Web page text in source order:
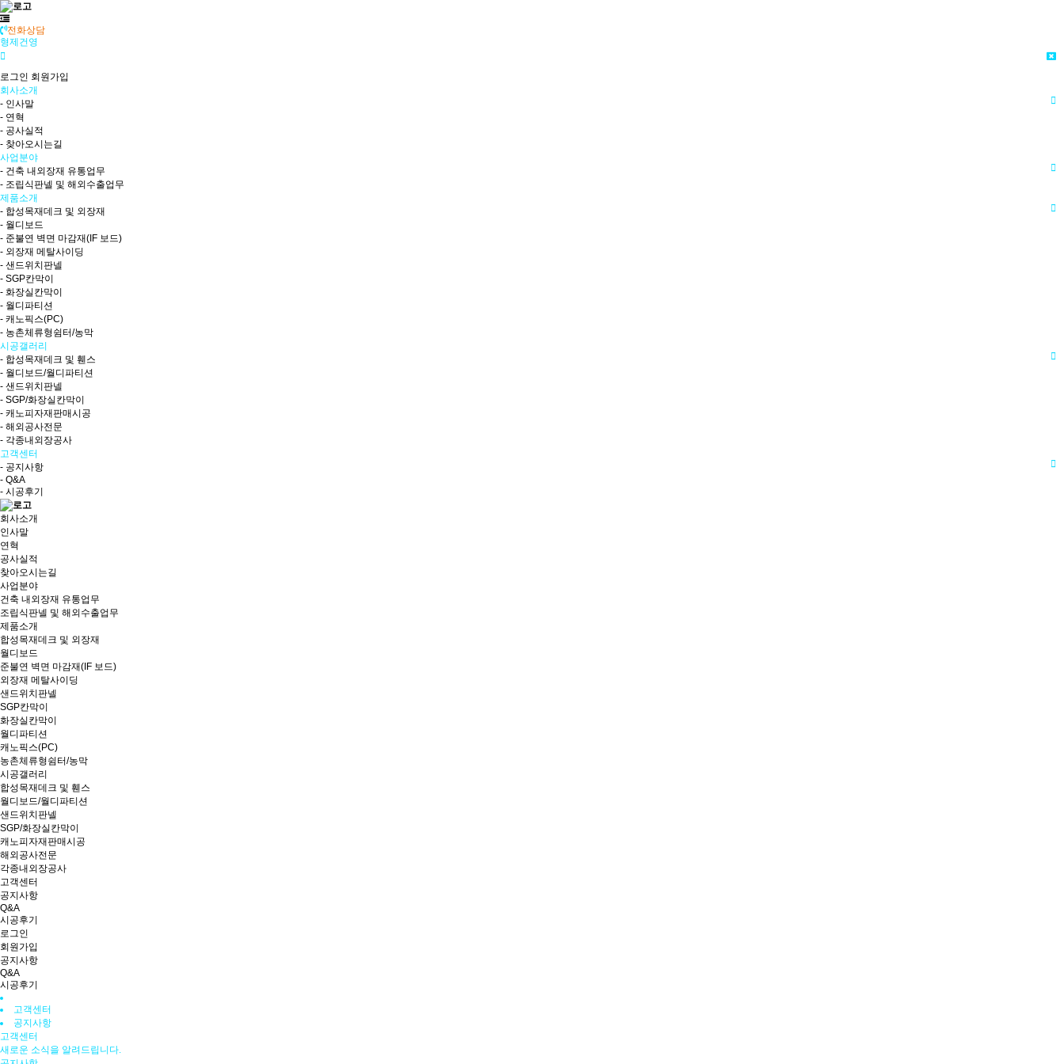
전화상담
형제건영
로그인 회원가입
회사소개
- 인사말
- 연혁
- 공사실적
- 찾아오시는길
사업분야
- 건축 내외장재 유통업무
- 조립식판넬 및 해외수출업무
제품소개
- 합성목재데크 및 외장재
- 월디보드
- 준불연 벽면 마감재(IF 보드)
- 외장재 메탈사이딩
- 샌드위치판넬
- SGP칸막이
- 화장실칸막이
- 월디파티션
- 캐노픽스(PC)
- 농촌체류형쉼터/농막
시공갤러리
- 합성목재데크 및 휀스
- 월디보드/월디파티션
- 샌드위치판넬
- SGP/화장실칸막이
- 캐노피자재판매시공
- 해외공사전문
- 각종내외장공사
고객센터
- 공지사항
- Q&A
- 시공후기
회사소개
인사말
연혁
공사실적
찾아오시는길
사업분야
건축 내외장재 유통업무
조립식판넬 및 해외수출업무
제품소개
합성목재데크 및 외장재
월디보드
준불연 벽면 마감재(IF 보드)
외장재 메탈사이딩
샌드위치판넬
SGP칸막이
화장실칸막이
월디파티션
캐노픽스(PC)
농촌체류형쉼터/농막
시공갤러리
합성목재데크 및 휀스
월디보드/월디파티션
샌드위치판넬
SGP/화장실칸막이
캐노피자재판매시공
해외공사전문
각종내외장공사
고객센터
공지사항
Q&A
시공후기
로그인
회원가입
공지사항
Q&A
시공후기
고객센터
공지사항
고객센터
새로운 소식을 알려드립니다.